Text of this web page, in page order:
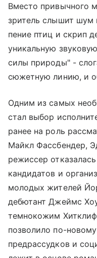
Вместо привычного
зритель слышит шум
пение птиц и скрип
уникальную
силы природы" -
сюжетную линию, и
Одним из самых
стал выбор
ранее на роль
Майкл Фассбендер,
режиссер
кандидатов и
молодых жителей
дебютант Джеймс
темнокожим
позволило по-
предрассудков и